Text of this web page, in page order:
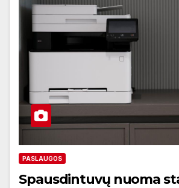
PASLAUGOS
Spausdintuvų nuoma